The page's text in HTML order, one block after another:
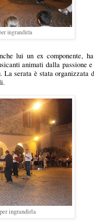
ingrandirla
lui un ex componente,
animati dalla passione
serata è stata organizzata
ingrandirla